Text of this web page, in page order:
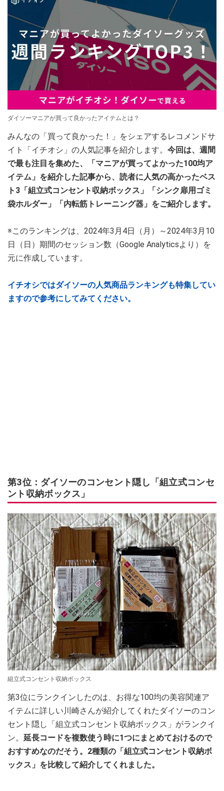
ダイソーマニアが買って良かったアイテムとは？
みんなの「買って良かった！」をシェアするレコメンドサ
イト「イチオシ」の人気記事を紹介します。 今回は、週間
で最も注目を集めた、「マニアが買ってよかった100均ア
イテム」を紹介した記事から、読者に人気の高かったベス
ト3「組立式コンセント収納ボックス」「シンク扉用ゴミ
袋ホルダー」「内転筋トレーニング器」をご紹介します。
※このランキングは、2024年3月4日（月）～2024年3月10
日（日）期間のセッション数（Google Analyticsより）を
元に作成しています。
イチオシではダイソーの人気商品ランキングも特集してい
ますので参考にしてみてください。
第3位：ダイソーのコンセント隠し「組立式コンセ
ント収納ボックス」
組立式コンセント収納ボックス
第3位にランクインしたのは、お得な100均の美容関連ア
イテムに詳しい川崎さんが紹介してくれたダイソーのコン
セント隠し「組立式コンセント収納ボックス」がランクイ
ン。 延長コードを複数使う時に1つにまとめておけるので
おすすめなのだそう。2種類の「組立式コンセント収納ボ
ックス」を比較して紹介してくれました。